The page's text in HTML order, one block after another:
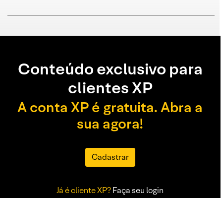
Conteúdo exclusivo para
clientes XP
A conta XP é gratuita. Abra a
sua agora!
Cadastrar
Já é cliente XP?Faça seu login